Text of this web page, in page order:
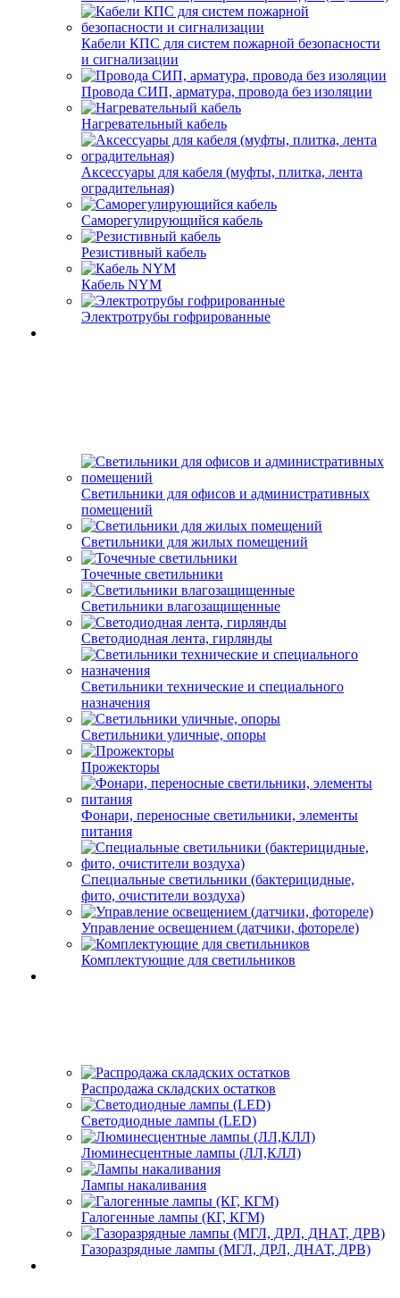
Кабели КПС для систем пожарной безопасности
и сигнализации
Провода СИП, арматура, провода без изоляции
Нагревательный кабель
Аксессуары для кабеля (муфты, плитка, лента
оградительная)
Саморегулирующийся кабель
Резистивный кабель
Кабель NYM
Электротрубы гофрированные
Светильники для офисов и административных
помещений
Светильники для жилых помещений
Точечные светильники
Светильники влагозащищенные
Светодиодная лента, гирлянды
Светильники технические и специального
назначения
Светильники уличные, опоры
Прожекторы
Фонари, переносные светильники, элементы
питания
Специальные светильники (бактерицидные,
фито, очистители воздуха)
Управление освещением (датчики, фотореле)
Комплектующие для светильников
Распродажа складских остатков
Светодиодные лампы (LED)
Люминесцентные лампы (ЛЛ,КЛЛ)
Лампы накаливания
Галогенные лампы (КГ, КГМ)
Газоразрядные лампы (МГЛ, ДРЛ, ДНАТ, ДРВ)